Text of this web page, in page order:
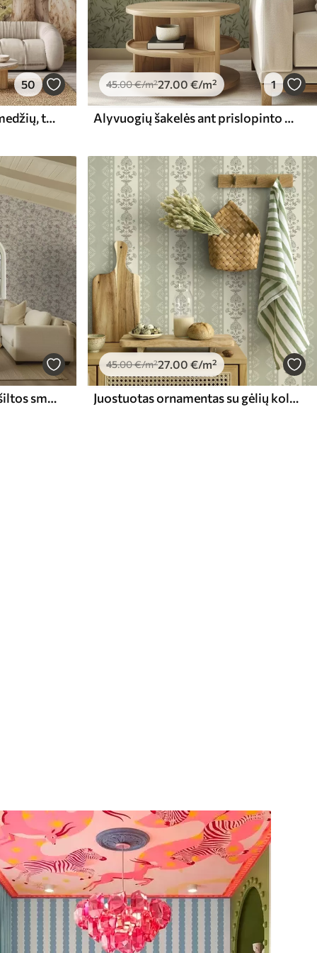
50
Miško takas tarp didingų medžių, tapytas akvarele
45.00€/m²27.00 €/m² 1
Alyvuogių šakelės ant prislopinto geltonai žalios tekstūros fono
Rožės su žaliais lapais ant šiltos smėlio spalvos pagrindo
45.00€/m²27.00 €/m²
Juostuotas ornamentas su gėlių kolonomis šalavijų atspalviais